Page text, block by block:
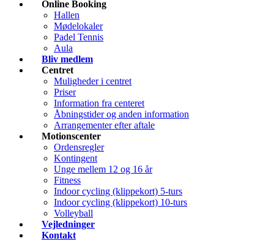
Online Booking
Hallen
Mødelokaler
Padel Tennis
Aula
Bliv medlem
Centret
Muligheder i centret
Priser
Information fra centeret
Åbningstider og anden information
Arrangementer efter aftale
Motionscenter
Ordensregler
Kontingent
Unge mellem 12 og 16 år
Fitness
Indoor cycling (klippekort) 5-turs
Indoor cycling (klippekort) 10-turs
Volleyball
Vejledninger
Kontakt